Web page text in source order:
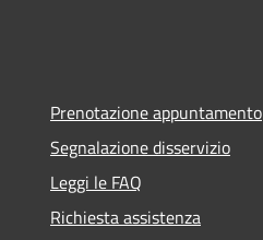
Prenotazione appuntamento
Segnalazione disservizio
Leggi le FAQ
Richiesta assistenza